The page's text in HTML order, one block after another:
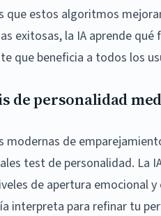
que estos algoritmos
exitosas, la IA aprende
que beneficia a todos los
de personalidad
modernas de
test de personalidad. La
de apertura emocional
interpreta para refinar tu